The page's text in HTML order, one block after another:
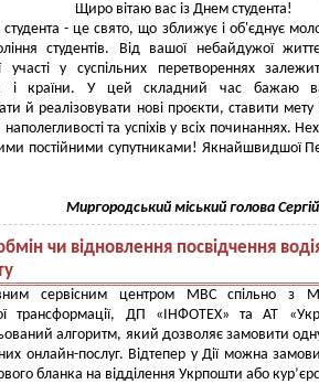
Щиро вітаю вас із Днем студента!
- це свято, що зближує і об'єднує
студентів. Від вашої небайдужої
участі у суспільних перетвореннях
і країни. У цей складний час бажаю
й реалізовувати нові проєкти, ставити мету
та успіхів у всіх починаннях.
постійними супутниками! Якнайшвидшої
Миргородський міський голова
чи відновлення посвідчення
сервісним центром МВС спільно з
трансформації, ДП «ІНФОТЕХ» та АТ
алгоритм, який дозволяє замовити
онлайн-послуг. Відтепер у Дії можна
бланка на відділення Укрпошти або